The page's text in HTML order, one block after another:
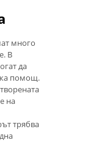
много
В
да
помощ.
на
трябва